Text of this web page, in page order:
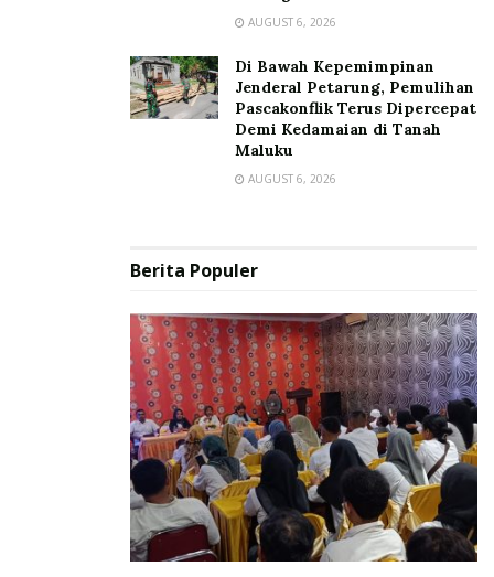
AUGUST 6, 2026
Di Bawah Kepemimpinan
Jenderal Petarung, Pemulihan
Pascakonflik Terus Dipercepat
Demi Kedamaian di Tanah
Maluku
AUGUST 6, 2026
Berita Populer